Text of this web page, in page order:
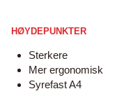
HØYDEPUNKTER
Sterkere
Mer ergonomisk
Syrefast A4